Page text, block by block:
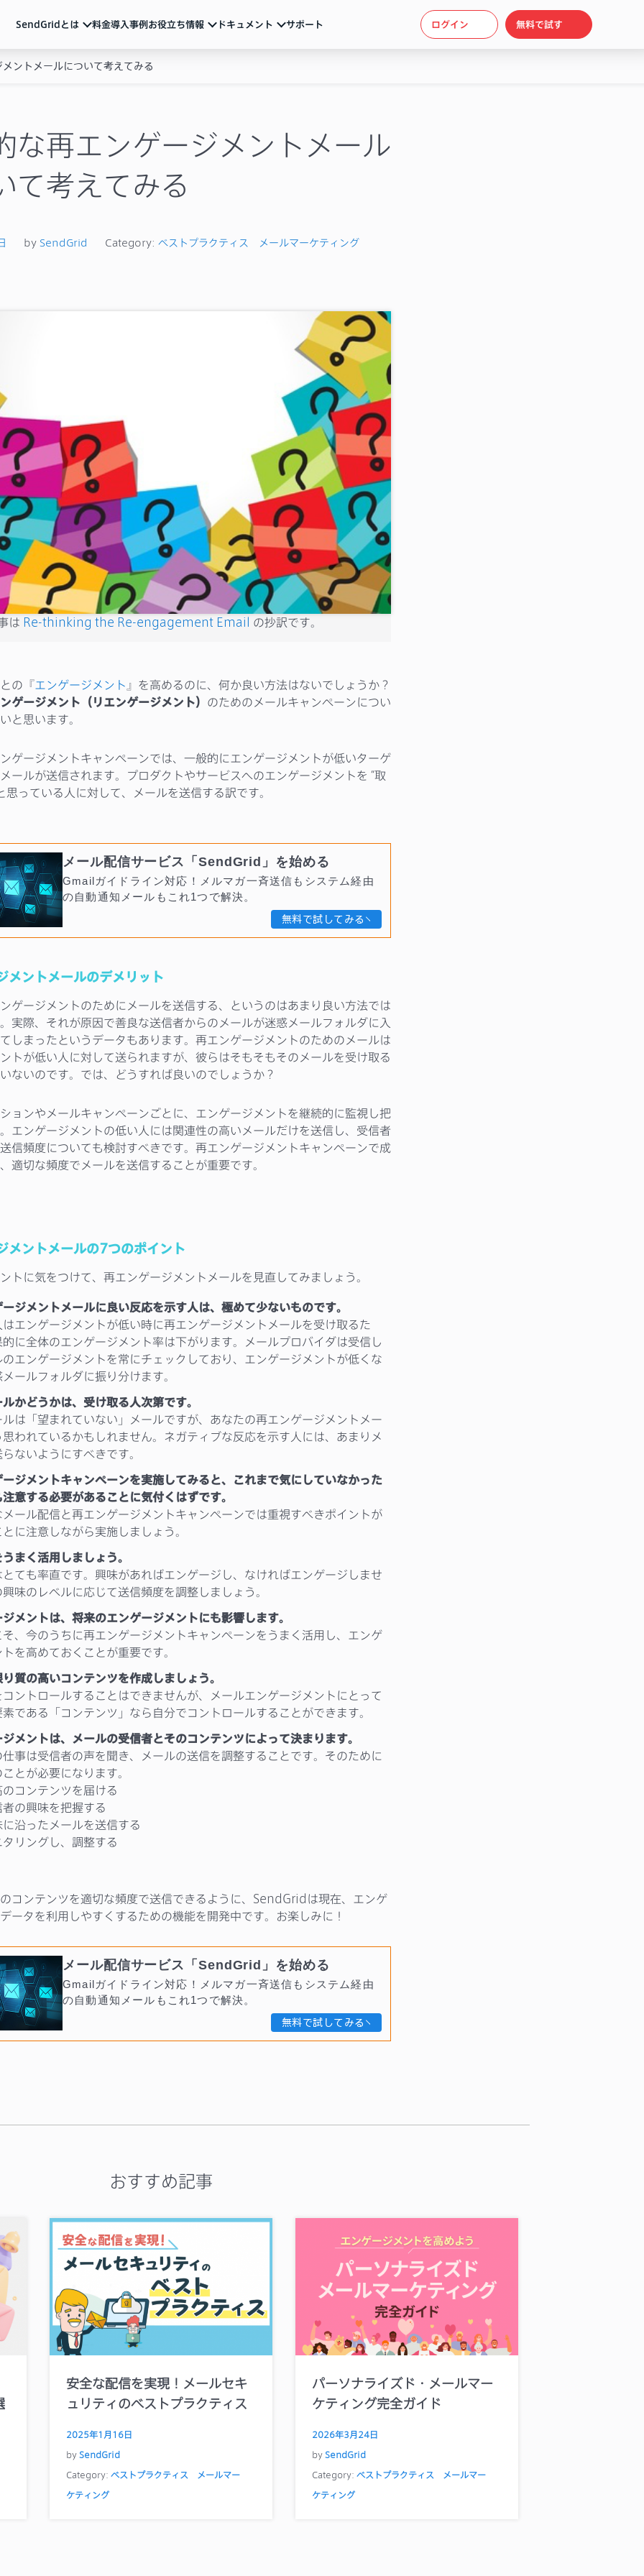
SendGridとは
とは
覧
料金導入事例お役立ち情報
活用ガイド
サービス紹介動画や運用のポイントをまとめた ウェビナーなど
ブログ
機能の活用例やトレンド情報などを随時発信
イベント・セミナー お知らせ
ベストプラクティス
ドキュメント
メント
ファレンス
ム連携
サポート
サポート
ログイン 無料で試す
ントメールについて考えてみる
な再エンゲージメントメール
て考えてみる
by SendGrid Category: ベストプラクティス メールマーケティング
は Re-thinking the Re-engagement Email の抄訳です。
の『エンゲージメント 』を高めるのに、何か良い方法はないでしょうか？
ゲージメント（リエンゲージメント） のためのメールキャンペーンについ
と思います。
ゲージメントキャンペーンでは、一般的にエンゲージメントが低いターゲ
ールが送信されます。プロダクトやサービスへのエンゲージメントを “取
思っている人に対して、メールを送信する訳です。
メール配信サービス「SendGrid」を始める
Gmailガイドライン対応！メルマガ一斉送信もシステム経由
の自動通知メールもこれ1つで解決。
無料で試してみる
メントメールのデメリット
ゲージメントのためにメールを送信する、というのはあまり良い方法では
実際、それが原因で善良な送信者からのメールが迷惑メールフォルダに入
しまったというデータもあります。再エンゲージメントのためのメールは
トが低い人に対して送られますが、彼らはそもそもそのメールを受け取る
ないのです。では、どうすれば良いのでしょうか？
ョンやメールキャンペーンごとに、エンゲージメントを継続的に監視し把
エンゲージメントの低い人には関連性の高いメールだけを送信し、受信者
信頻度についても検討すべきです。再エンゲージメントキャンペーンで成
適切な頻度でメールを送信することが重要です。
メントメールの7つのポイント
トに気をつけて、再エンゲージメントメールを見直してみましょう。
ジメントメールに良い反応を示す人は、極めて少ないものです。
エンゲージメントが低い時に再エンゲージメントメールを受け取るた
に全体のエンゲージメント率は下がります。メールプロバイダは受信し
エンゲージメントを常にチェックしており、エンゲージメントが低くな
ールフォルダに振り分けます。
かどうかは、受け取る人次第です。
は「望まれていない」メールですが、あなたの再エンゲージメントメー
われているかもしれません。ネガティブな反応を示す人には、あまりメ
ないようにすべきです。
ジメントキャンペーンを実施してみると、これまで気にしていなかった
意する必要があることに気付くはずです。
ール配信と再エンゲージメントキャンペーンでは重視すべきポイントが
に注意しながら実施しましょう。
まく活用しましょう。
ても率直です。興味があればエンゲージし、なければエンゲージしませ
味のレベルに応じて送信頻度を調整しましょう。
メントは、将来のエンゲージメントにも影響します。
、今のうちに再エンゲージメントキャンペーンをうまく活用し、エンゲ
を高めておくことが重要です。
質の高いコンテンツを作成しましょう。
ントロールすることはできませんが、メールエンゲージメントにとって
である「コンテンツ」なら自分でコントロールすることができます。
メントは、メールの受信者とそのコンテンツによって決まります。
事は受信者の声を聞き、メールの送信を調整することです。そのために
とが必要になります。
コンテンツを届ける
の興味を把握する
沿ったメールを送信する
リングし、調整する
コンテンツを適切な頻度で送信できるように、SendGridは現在、エンゲ
ータを利用しやすくするための機能を開発中です。お楽しみに！
メール配信サービス「SendGrid」を始める
Gmailガイドライン対応！メルマガ一斉送信もシステム経由
の自動通知メールもこれ1つで解決。
無料で試してみる
おすすめ記事
安全な配信を実現！メールセキ
ュリティのベストプラクティス
2025年1月16日
bySendGrid
Category: ベストプラクティス
メールマー
ケティング
パーソナライズド・メールマー
ケティング完全ガイド
2026年3月24日
bySendGrid
Category: ベストプラクティス
メールマー
ケティング